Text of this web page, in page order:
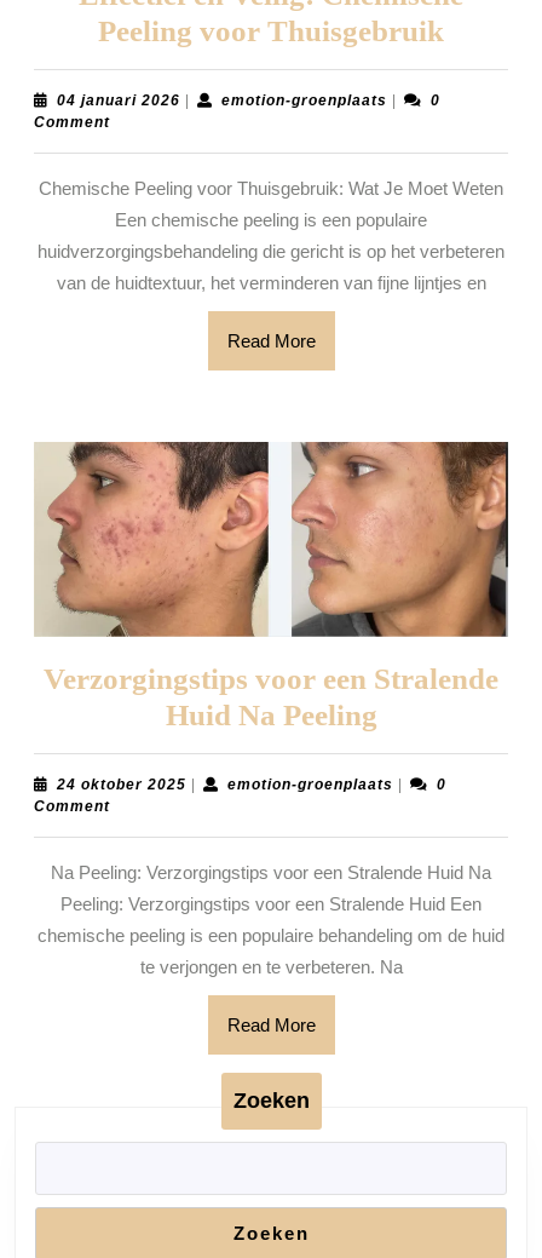
Peeling voor Thuisgebruik
en
Peeling
04 januari 2026 04
emotion-groenplaatsemotion-
0
Comment
Chemische Peeling voor Thuisgebruik: Wat Je Moet Weten
Een chemische peeling is een populaire
huidverzorgingsbehandeling die gericht is op het verbeteren
van de huidtextuur, het verminderen van fijne lijntjes en
Read MoreRead
More
Verzorgingstips voor een Stralende
Huid Na Peeling
voor
een
Huid
Na
Peeling
24 oktober 2025 24
emotion-groenplaatsemotion-
0
Comment
Na Peeling: Verzorgingstips voor een Stralende Huid Na
Peeling: Verzorgingstips voor een Stralende Huid Een
chemische peeling is een populaire behandeling om de huid
te verjongen en te verbeteren. Na
Read MoreRead
More
Zoeken
Zoeken